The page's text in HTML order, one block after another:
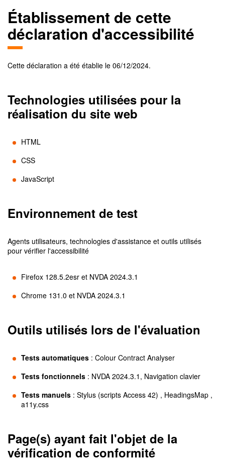
Établissement de cette
déclaration d'accessibilité
Cette déclaration a été établie le 06/12/2024.
Technologies utilisées pour la
réalisation du site web
HTML
CSS
JavaScript
Environnement de test
Agents utilisateurs, technologies d'assistance et outils utilisés
pour vérifier l'accessibilité
Firefox 128.5.2esr et NVDA 2024.3.1
Chrome 131.0 et NVDA 2024.3.1
Outils utilisés lors de l'évaluation
Tests automatiques : Colour Contract Analyser
Tests fonctionnels : NVDA 2024.3.1, Navigation clavier
Tests manuels : Stylus (scripts Access 42) , HeadingsMap ,
a11y.css
Page(s) ayant fait l'objet de la
vérification de conformité